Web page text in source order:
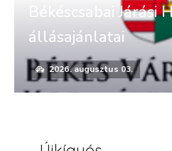
Békéscsabai Járási
állásajánlatai
2026. augusztus 03.